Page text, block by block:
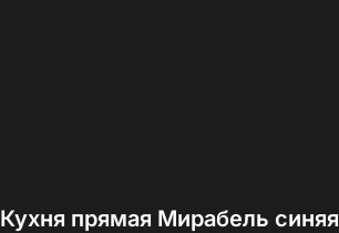
Кухня прямая Мирабель синяя